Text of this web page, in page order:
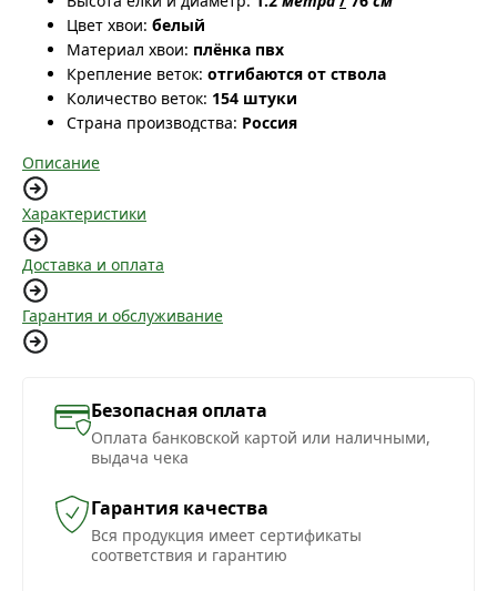
Цвет хвои: белый
Материал хвои: плёнка пвх
Крепление веток: отгибаются от ствола
Количество веток: 154 штуки
Страна производства: Россия
Описание
Характеристики
Доставка и оплата
Гарантия и обслуживание
Безопасная оплата
Оплата банковской картой или наличными,
выдача чека
Гарантия качества
Вся продукция имеет сертификаты
соответствия и гарантию